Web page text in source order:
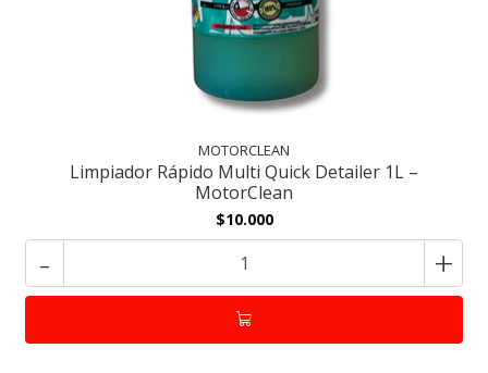
MOTORCLEAN
Limpiador Rápido Multi Quick Detailer 1L –
MotorClean
$10.000
- +